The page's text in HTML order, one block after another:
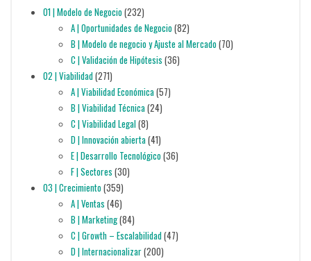
01 | Modelo de Negocio(232)
A | Oportunidades de Negocio(82)
B | Modelo de negocio y Ajuste al Mercado(70)
C | Validación de Hipótesis (36)
02 | Viabilidad(271)
A | Viabilidad Económica(57)
B | Viabilidad Técnica(24)
C | Viabilidad Legal(8)
D | Innovación abierta(41)
E | Desarrollo Tecnológico(36)
F | Sectores (30)
03 | Crecimiento(359)
A | Ventas (46)
B | Marketing(84)
C | Growth – Escalabilidad(47)
D | Internacionalizar(200)